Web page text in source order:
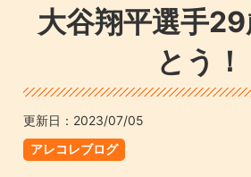
大谷翔平選手
とう！
更新日： 2023/07/05
アレコレブログ